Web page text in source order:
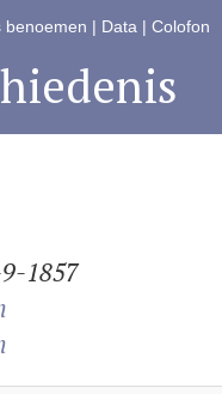
benoemen | Data | Colofon
1857